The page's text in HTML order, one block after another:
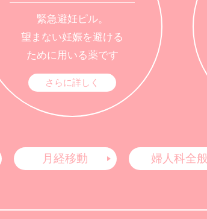
緊急避妊ピル。
望まない妊娠を避ける
ために用いる薬です
さらに詳しく
月経移動 婦人科全